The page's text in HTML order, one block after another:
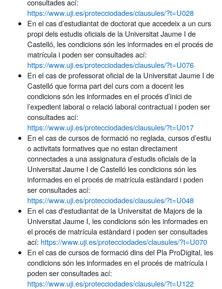
consultades ací:
https://www.uji.es/protecciodades/clausules/?t=U028
En el cas d’estudiantat de doctorat que accedeix a un curs
propi dels estudis oficials de la Universitat Jaume I de
Castelló, les condicions són les informades en el procés de
matrícula i poden ser consultades ací:
https://www.uji.es/protecciodades/clausules/?t=U076
En el cas de professorat oficial de la Universitat Jaume I de
Castelló que forma part del curs com a docent les
condicions són les informades en el procés d’inici de
l’expedient laboral o relació laboral contractual i poden ser
consultades ací:
https://www.uji.es/protecciodades/clausules/?t=U017
En el cas de cursos de formació no reglada, cursos d’estiu
o activitats formatives que no estan directament
connectades a una assignatura d’estudis oficials de la
Universitat Jaume I de Castelló les condicions són les
informades en el procés de matrícula estàndard i poden
ser consultades ací:
https://www.uji.es/protecciodades/clausules/?t=U048
En el cas d'estudiantat de la Universitat de Majors de la
Universitat Jaume I, les condicions són les informades en
el procés de matrícula estàndard i poden ser consultades
ací: https://www.uji.es/protecciodades/clausules/?t=U070
En el cas de cursos de formació dins del Pla ProDigital, les
condicions són les informades en el procés de matrícula i
poden ser consultades ací:
https://www.uji.es/protecciodades/clausules/?t=U122